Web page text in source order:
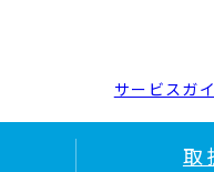
サービスガ
取